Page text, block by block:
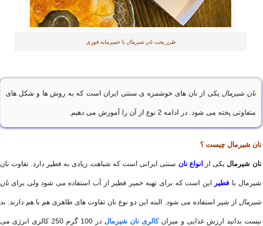
طرز پخت نان شیرمال با خمیرمایه فوری
نان شیرمال یکی از نان های خوشمزه ی سنتی ایران است که به روش ها و شکل های
متفاوتی پخته می شود. در ادامه 2 نوع از آن را آموزش می دهیم.
نان شیرمال چیست ؟
نان شیرمال یکی از انواع نان سنتی ایرانی است که شباهت زیادی به فطیر دارد. تفاوت نان
شیرمال با فطیر این است که برای تهیه خمیر فطیر از آب استفاده می شود ولی براینان
شیرمال از شیر استفاده می شود. البته این دو نوع نان تفاوت های ظاهری هم با هم دارند. بد
نیست بدانید ارزش غذایی و میزانکالری نان شیرمال در 100 گرم 250 کالری انرژی می